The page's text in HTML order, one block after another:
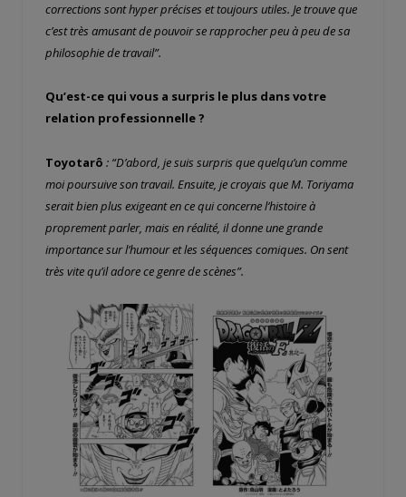
corrections sont hyper précises et toujours utiles. Je trouve que
c’est très amusant de pouvoir se rapprocher peu à peu de sa
philosophie de travail”.
Qu’est-ce qui vous a surpris le plus dans votre
relation professionnelle ?
Toyotarô : “D’abord, je suis surpris que quelqu’un comme
moi poursuive son travail. Ensuite, je croyais que M. Toriyama
serait bien plus exigeant en ce qui concerne l’histoire à
proprement parler, mais en réalité, il donne une grande
importance sur l’humour et les séquences comiques. On sent
très vite qu’il adore ce genre de scènes”.